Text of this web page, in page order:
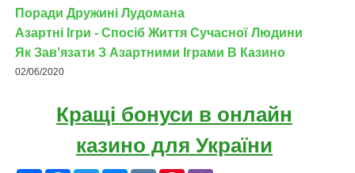
Поради Дружині Лудомана
Азартні Ігри - Спосіб Життя Сучасної Людини
Як Зав'язати З Азартними Іграми В Казино
02/06/2020
Кращі бонуси в онлайн
казино для України